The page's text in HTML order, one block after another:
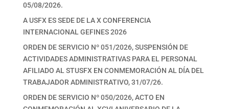
05/08/2026.
A USFX ES SEDE DE LA X CONFERENCIA
INTERNACIONAL GEFINES 2026
ORDEN DE SERVICIO Nº 051/2026, SUSPENSIÓN DE
ACTIVIDADES ADMINISTRATIVAS PARA EL PERSONAL
AFILIADO AL STUSFX EN CONMEMORACIÓN AL DÍA DEL
TRABAJADOR ADMINISTRATIVO, 31/07/26.
ORDEN DE SERVICIO Nº 050/2026, ACTO EN